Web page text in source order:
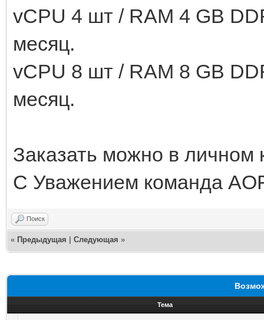
vCPU 4 шт / RAM 4 GB
месяц.
vCPU 8 шт / RAM 8 GB
месяц.
Заказать можно в личном
С Уважением команда
Поиск
« Предыдущая Следующая »
Тема